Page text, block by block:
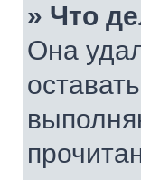
» Что
Она